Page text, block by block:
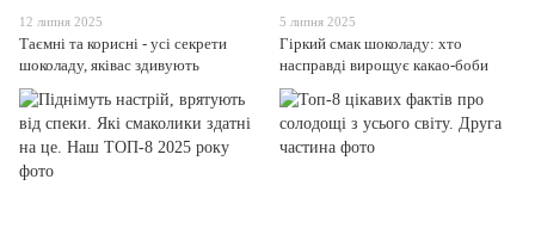
12 липня 2025
Таємні та корисні - усі секрети
шоколаду, яківас здивують
5 липня 2025
Гіркий смак шоколаду: хто
насправді вирощує какао-боби